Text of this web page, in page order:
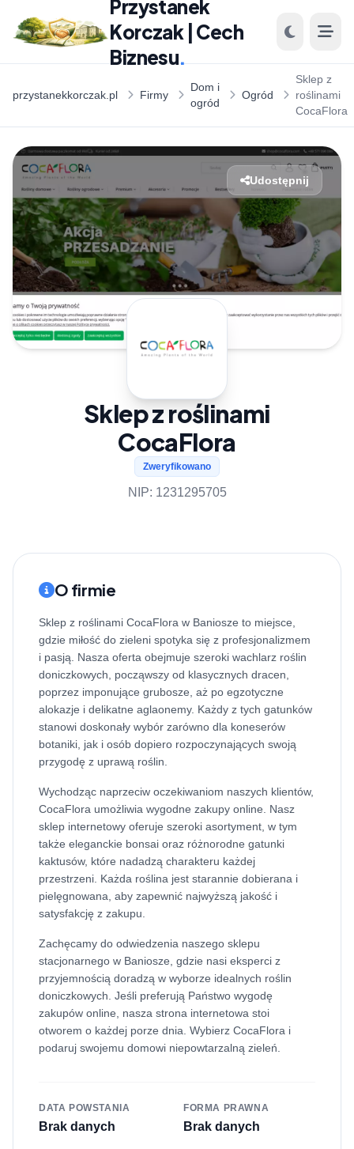
Przystanek
Korczak | Cech
Biznesu.
przystanekkorczak.pl Firmy
Dom i
ogród
Ogród
Sklep z
roślinami
CocaFlora
Udostępnij
Sklep z roślinami
CocaFlora
Zweryfikowano
NIP: 1231295705
O firmie
Sklep z roślinami CocaFlora w Baniosze to miejsce,
gdzie miłość do zieleni spotyka się z profesjonalizmem
i pasją. Nasza oferta obejmuje szeroki wachlarz roślin
doniczkowych, począwszy od klasycznych dracen,
poprzez imponujące grubosze, aż po egzotyczne
alokazje i delikatne aglaonemy. Każdy z tych gatunków
stanowi doskonały wybór zarówno dla koneserów
botaniki, jak i osób dopiero rozpoczynających swoją
przygodę z uprawą roślin.
Wychodząc naprzeciw oczekiwaniom naszych klientów,
CocaFlora umożliwia wygodne zakupy online. Nasz
sklep internetowy oferuje szeroki asortyment, w tym
także eleganckie bonsai oraz różnorodne gatunki
kaktusów, które nadadzą charakteru każdej
przestrzeni. Każda roślina jest starannie dobierana i
pielęgnowana, aby zapewnić najwyższą jakość i
satysfakcję z zakupu.
Zachęcamy do odwiedzenia naszego sklepu
stacjonarnego w Baniosze, gdzie nasi eksperci z
przyjemnością doradzą w wyborze idealnych roślin
doniczkowych. Jeśli preferują Państwo wygodę
zakupów online, nasza strona internetowa stoi
otworem o każdej porze dnia. Wybierz CocaFlora i
podaruj swojemu domowi niepowtarzalną zieleń.
DATA POWSTANIA
Brak danych
FORMA PRAWNA
Brak danych